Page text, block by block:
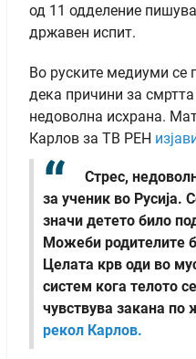
од 11 одделение
државен испит.
Во руските медиуми се
дека причини за
недоволна исхрана.
Карлов за ТВ РЕН
Стрес,
за ученик во Русија.
значи детето било
Можеби родителите
Целата крв оди во
систем кога телото
чувствува закана по
рекол Карлов.